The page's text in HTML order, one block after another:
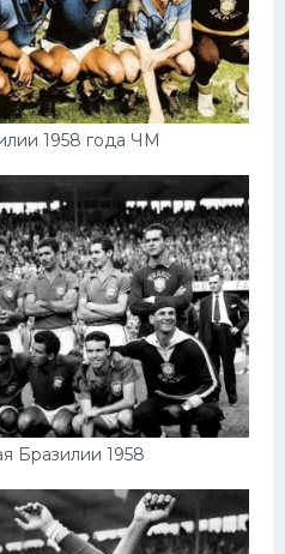
1958 года ЧМ
Бразилии 1958